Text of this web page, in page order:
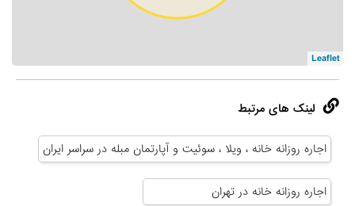
Leaflet
لینک های مرتبط
اجاره روزانه خانه ، ویلا ، سوئیت و آپارتمان مبله در سراسر ایران
اجاره روزانه خانه در تهران